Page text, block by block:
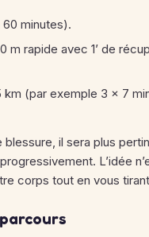
minutes).
rapide avec 1’ de
(par exemple 3 × 7
il sera plus
L’idée
corps tout en vous